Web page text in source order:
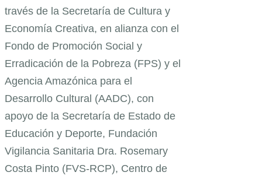
través de la Secretaría de Cultura y
Economía Creativa, en alianza con el
Fondo de Promoción Social y
Erradicación de la Pobreza (FPS) y el
Agencia Amazónica para el
Desarrollo Cultural (AADC), con
apoyo de la Secretaría de Estado de
Educación y Deporte, Fundación
Vigilancia Sanitaria Dra. Rosemary
Costa Pinto (FVS-RCP), Centro de